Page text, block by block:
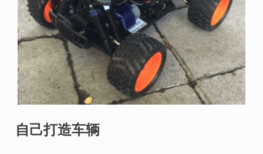
自己打造车辆